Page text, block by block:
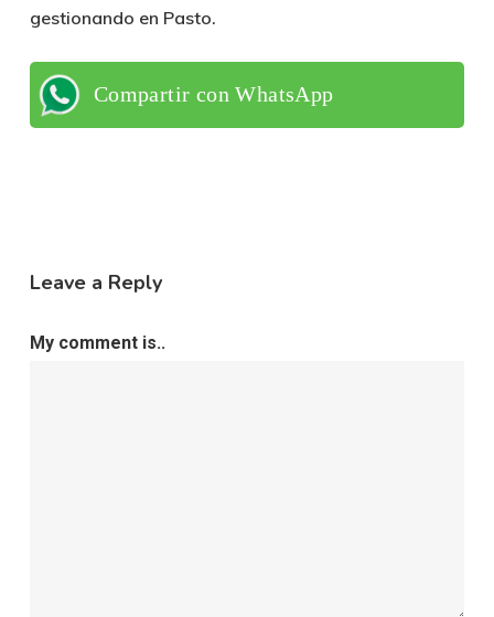
gestionando en Pasto.
Compartir con WhatsApp
Leave a Reply
My comment is..